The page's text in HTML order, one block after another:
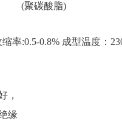
(聚碳酸脂)
率:0.5-0.8% 成型温度：
，
缘